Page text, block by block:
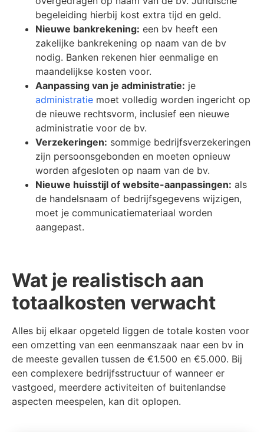
begeleiding hierbij kost extra tijd en geld.
Nieuwe bankrekening: een bv heeft een
zakelijke bankrekening op naam van de bv
nodig. Banken rekenen hier eenmalige en
maandelijkse kosten voor.
Aanpassing van je administratie: je
administratie moet volledig worden ingericht op
de nieuwe rechtsvorm, inclusief een nieuwe
administratie voor de bv.
Verzekeringen: sommige bedrijfsverzekeringen
zijn persoonsgebonden en moeten opnieuw
worden afgesloten op naam van de bv.
Nieuwe huisstijl of website-aanpassingen: als
de handelsnaam of bedrijfsgegevens wijzigen,
moet je communicatiemateriaal worden
aangepast.
Wat je realistisch aan
totaalkosten verwacht
Alles bij elkaar opgeteld liggen de totale kosten voor
een omzetting van een eenmanszaak naar een bv in
de meeste gevallen tussen de €1.500 en €5.000. Bij
een complexere bedrijfsstructuur of wanneer er
vastgoed, meerdere activiteiten of buitenlandse
aspecten meespelen, kan dit oplopen.